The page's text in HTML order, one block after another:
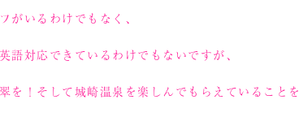
がいるわけでもなく、
語対応できているわけでもないですが、
を！そして城崎温泉を楽しんでもらえていることを